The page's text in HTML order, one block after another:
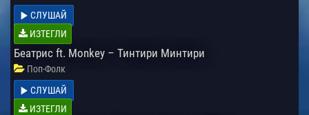
СЛУШАЙ
ИЗТЕГЛИ
Беатрис ft. Monkey – Тинтири Минтири
Поп-Фолк
СЛУШАЙ
ИЗТЕГЛИ